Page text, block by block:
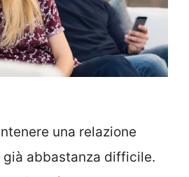
una relazione
abbastanza difficile.